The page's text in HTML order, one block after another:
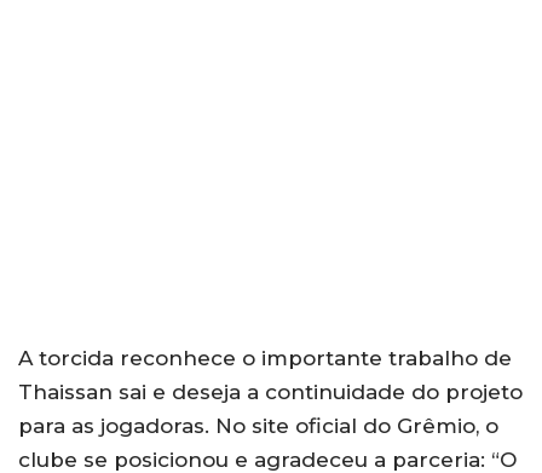
A torcida reconhece o importante trabalho de
Thaissan sai e deseja a continuidade do projeto
para as jogadoras. No site oficial do Grêmio, o
clube se posicionou e agradeceu a parceria: “O